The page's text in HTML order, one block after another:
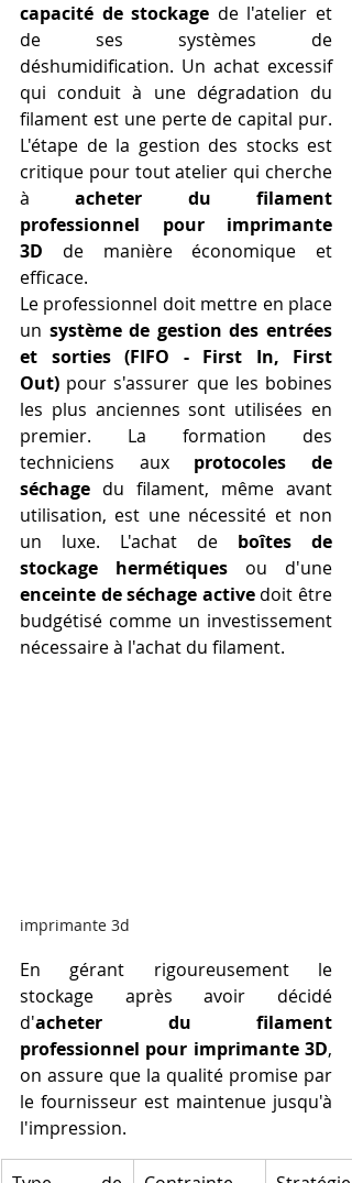
capacité de stockage de l'atelier et
de ses systèmes de
déshumidification. Un achat excessif
qui conduit à une dégradation du
filament est une perte de capital pur.
L'étape de la gestion des stocks est
critique pour tout atelier qui cherche
à acheter du filament
professionnel pour imprimante
3D de manière économique et
efficace.
Le professionnel doit mettre en place
un système de gestion des entrées
et sorties (FIFO - First In, First
Out) pour s'assurer que les bobines
les plus anciennes sont utilisées en
premier. La formation des
techniciens aux protocoles de
séchage du filament, même avant
utilisation, est une nécessité et non
un luxe. L'achat de boîtes de
stockage hermétiques
enceinte de séchage active doit être
budgétisé comme un investissement
nécessaire à l'achat du filament.
imprimante 3d
En gérant rigoureusement le
stockage après avoir décidé
d'acheter du filament
professionnel pour imprimante 3D,
on assure que la qualité promise par
le fournisseur est maintenue jusqu'à
l'impression.